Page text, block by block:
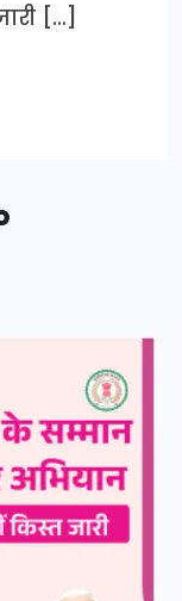
[…]